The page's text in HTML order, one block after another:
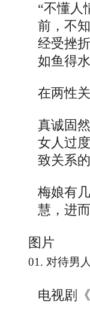
“不懂人
前，不
经受挫
如鱼得
在两性
真诚固
女人过
致关系
梅娘有
慧，进
图片
01. 对待男
电视剧